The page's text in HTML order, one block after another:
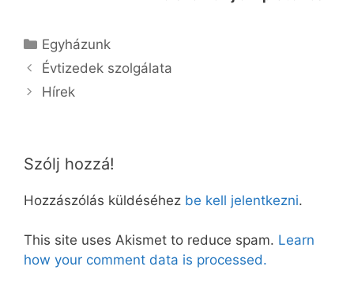
Kategória
Egyházunk
Évtizedek szolgálata
Hírek
Szólj hozzá!
Hozzászólás küldéséhez be kell jelentkezni.
This site uses Akismet to reduce spam. Learn
how your comment data is processed.